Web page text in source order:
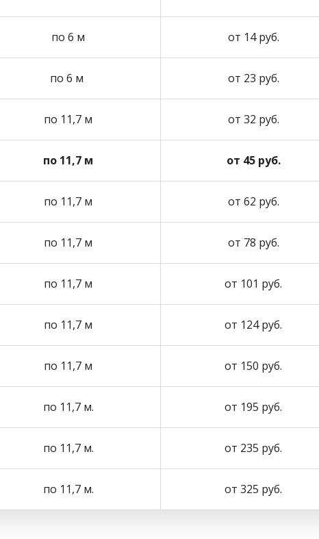
по 6 м от 14 руб.
по 6 м от 23 руб.
по 11,7 м от 32 руб.
по 11,7 м от 45 руб.
по 11,7 м от 62 руб.
по 11,7 м от 78 руб.
по 11,7 м от 101 руб.
по 11,7 м от 124 руб.
по 11,7 м от 150 руб.
по 11,7 м. от 195 руб.
по 11,7 м. от 235 руб.
по 11,7 м. от 325 руб.